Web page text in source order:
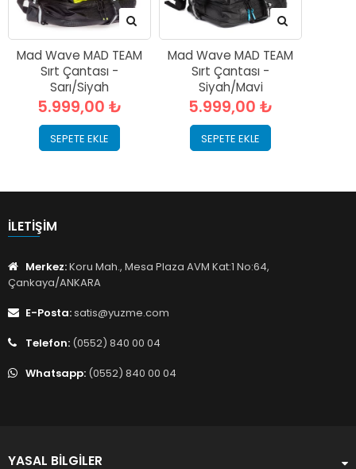
Mad Wave MAD TEAM
Sırt Çantası -
Sarı/Siyah
5.999,00 ₺
SEPETE EKLE
Mad Wave MAD TEAM
Sırt Çantası -
Siyah/Mavi
5.999,00 ₺
SEPETE EKLE
İLETIŞIM
Merkez:Koru Mah., Mesa Plaza AVM Kat:1 No:64,
Çankaya/ANKARA
E-Posta:satis@yuzme.com
Telefon: (0552) 840 00 04
Whatsapp: (0552) 840 00 04
YASAL BILGILER